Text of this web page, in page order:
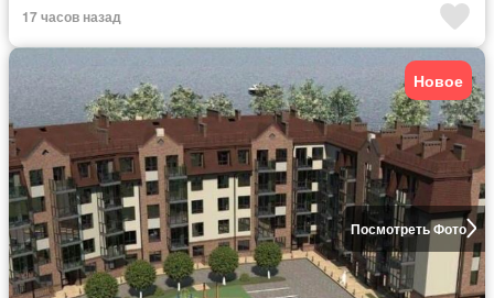
17 часов назад
Посмотреть Фото
Новое